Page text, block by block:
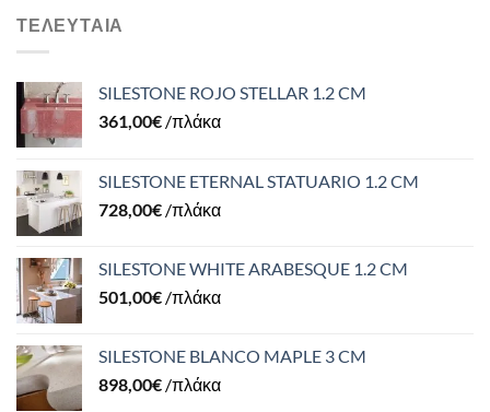
ΤΕΛΕΥΤΑΊΑ
SILESTONE ROJO STELLAR 1.2 CM
361,00€ /πλάκα
SILESTONE ETERNAL STATUARIO 1.2 CM
728,00€ /πλάκα
SILESTONE WHITE ARABESQUE 1.2 CM
501,00€ /πλάκα
SILESTONE BLANCO MAPLE 3 CM
898,00€ /πλάκα